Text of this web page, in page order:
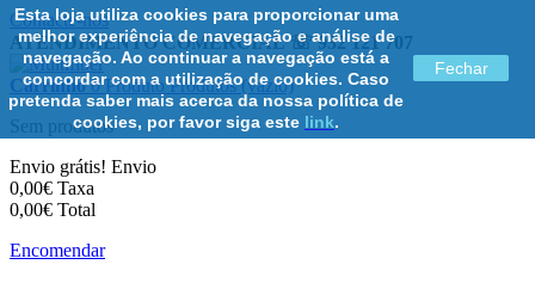
Esta loja utiliza cookies para proporcionar uma
melhor experiência de navegação e análise de
navegação. Ao continuar a navegação está a
concordar com a utilização de cookies. Caso
pretenda saber mais acerca da nossa política de
cookies, por favor siga este link.
Fechar
Contacte-nos
ATENDIMENTO COMERCIAL ☏ 932 121 707
Carrinho 0 Produto Produtos (vazio)
Sem produtos
Envio grátis! Envio
0,00€ Taxa
0,00€ Total
Encomendar